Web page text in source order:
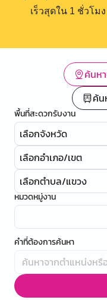
เร็วสุดใน 1 ชั่วโ
ค้นห
ค้น
พื้นที่สะดวกรับงาน
เลือกจังหวัด
เลือกอำเภอ/เขต
เลือกตำบล/แขวง
หมวดหมู่งาน
คำที่ต้องการค้นหา